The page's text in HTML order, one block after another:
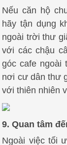
Nếu căn hộ
hãy tận dụng
ngoài trời thư
với các chậu
góc cafe ngoài
nơi cư dân thư
với thiên nhiên
9. Quan tâm
Ngoài việc tối